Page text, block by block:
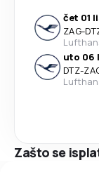
čet 01
ZAG-
uto 06
DTZ-
Zašto se